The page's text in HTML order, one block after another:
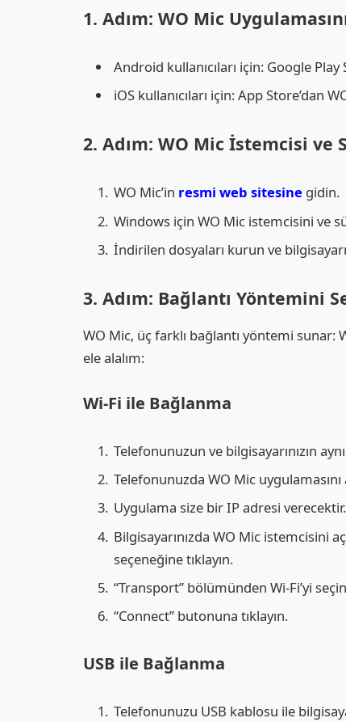
1. Adım: WO Mic
Android kullanıcıları için: Google
iOS kullanıcıları için: App Store’dan
2. Adım: WO Mic İstemcisi ve
WO Mic’in resmi web sitesine gidin.
Windows için WO Mic istemcisini ve
İndirilen dosyaları kurun ve
3. Adım: Bağlantı Yöntemini
WO Mic, üç farklı bağlantı yöntemi sunar:
ele alalım:
Wi-Fi ile Bağlanma
Telefonunuzun ve bilgisayarınızın
Telefonunuzda WO Mic uygulamasını
Uygulama size bir IP adresi
Bilgisayarınızda WO Mic istemcisini
seçeneğine tıklayın.
“Transport” bölümünden Wi-Fi’yi
“Connect” butonuna tıklayın.
USB ile Bağlanma
Telefonunuzu USB kablosu ile